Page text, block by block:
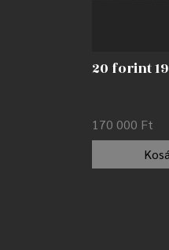
20 forint
170 000 Ft